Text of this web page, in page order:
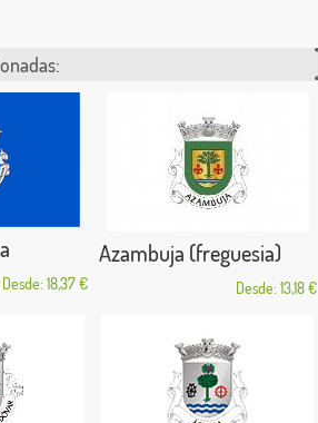
Desde: 18,37 €
Azambuja (freguesia)
Desde: 13,18 €